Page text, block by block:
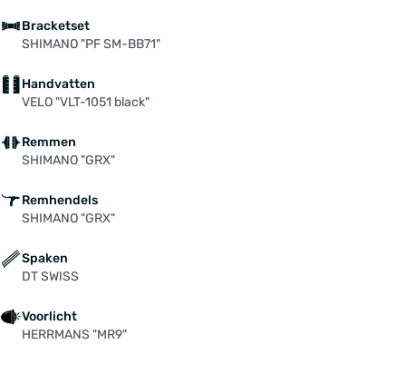
Bracketset
SHIMANO "PF SM-BB71"
Handvatten
VELO "VLT-1051 black"
Remmen
SHIMANO "GRX"
Remhendels
SHIMANO "GRX"
Spaken
DT SWISS
Voorlicht
HERRMANS "MR9"